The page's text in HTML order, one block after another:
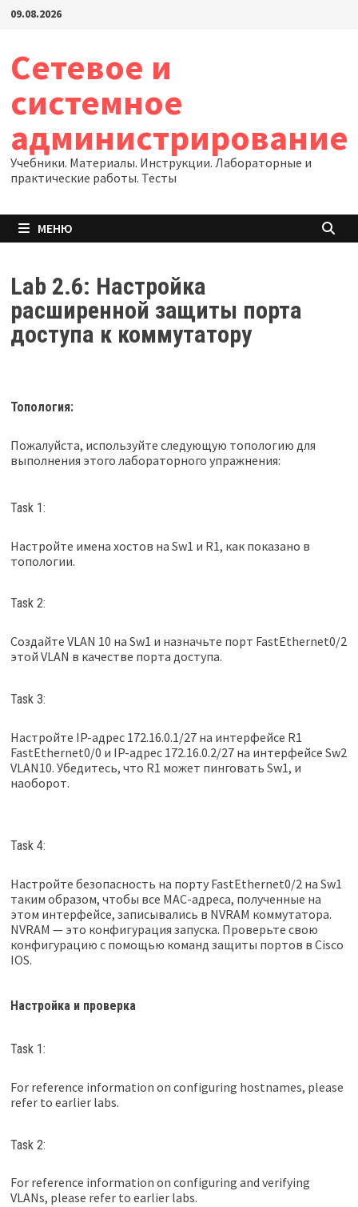
Перейти
09.08.2026
Сетевое и
системное
администрирование
Учебники. Материалы. Инструкции. Лабораторные и
практические работы. Тесты
МЕНЮ
Lab 2.6: Настройка
расширенной защиты порта
доступа к коммутатору
Топология:
Пожалуйста, используйте следующую топологию для
выполнения этого лабораторного упражнения:
Task 1:
Настройте имена хостов на Sw1 и R1, как показано в
топологии.
Task 2:
Создайте VLAN 10 на Sw1 и назначьте порт FastEthernet0/2
этой VLAN в качестве порта доступа.
Task 3:
Настройте IP-адрес 172.16.0.1/27 на интерфейсе R1
FastEthernet0/0 и IP-адрес 172.16.0.2/27 на интерфейсе Sw2
VLAN10. Убедитесь, что R1 может пинговать Sw1, и
наоборот.
Task 4:
Настройте безопасность на порту FastEthernet0/2 на Sw1
таким образом, чтобы все MAC-адреса, полученные на
этом интерфейсе, записывались в NVRAM коммутатора.
NVRAM — это конфигурация запуска. Проверьте свою
конфигурацию с помощью команд защиты портов в Cisco
IOS.
Настройка и проверка
Task 1:
For reference information on configuring hostnames, please
refer to earlier labs.
Task 2:
For reference information on configuring and verifying
VLANs, please refer to earlier labs.